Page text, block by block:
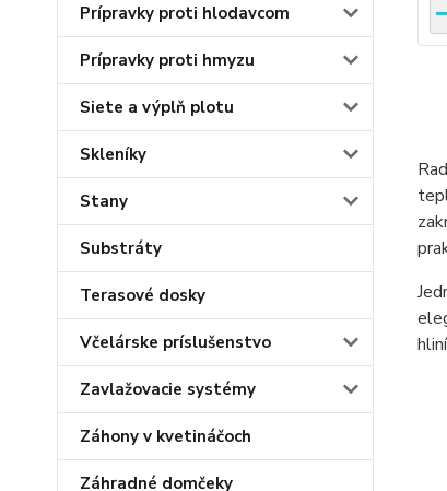
Prípravky proti hlodavcom
Prípravky proti hmyzu
Siete a výplň plotu
Skleníky
Stany
Substráty
Terasové dosky
Včelárske príslušenstvo
Zavlažovacie systémy
Záhony v kvetináčoch
Záhradné domčeky